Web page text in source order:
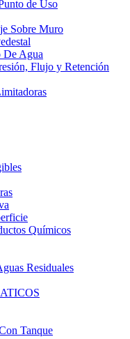
de Uso
Sobre Muro
De Agua
Flujo y Retención
Químicos
Residuales
Tanque